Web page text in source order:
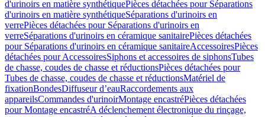
d'urinoirs en matière synthétiquePièces détachées pour Séparations
d'urinoirs en matière synthétiqueSéparations d'urinoirs en
verrePièces détachées pour Séparations d'urinoirs en
verreSéparations d'urinoirs en céramique sanitairePièces détachées
pour Séparations d'urinoirs en céramique sanitaireAccessoiresPièces
détachées pour AccessoiresSiphons et accessoires de siphonsTubes
de chasse, coudes de chasse et réductionsPièces détachées pour
Tubes de chasse, coudes de chasse et réductionsMatériel de
fixationBondesDiffuseur d’eauRaccordements aux
appareilsCommandes d'urinoirMontage encastréPièces détachées
pour Montage encastréA déclenchement électronique du rinçage,